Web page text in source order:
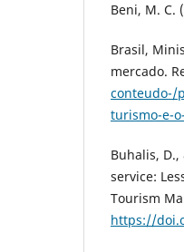
Beni, M. C.
Brasil,
mercado.
conteudo-/
turismo-e-
Buhalis,
service:
Tourism
https://